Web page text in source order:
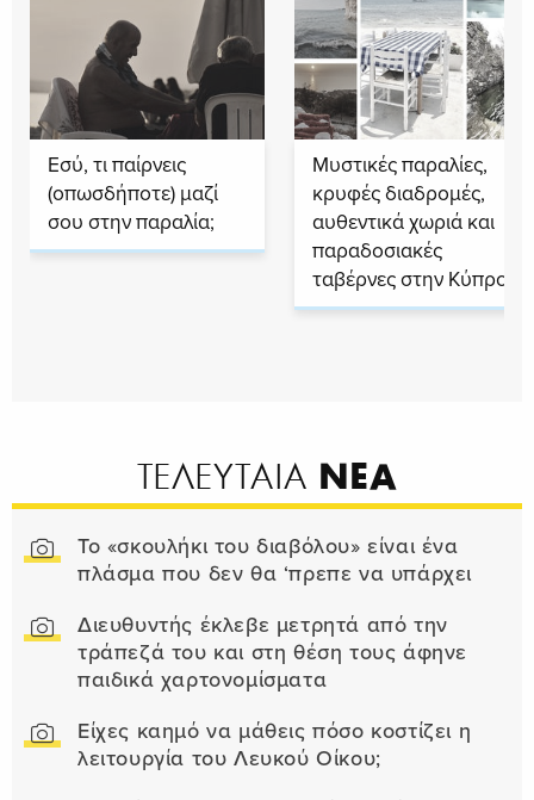
Εσύ, τι παίρνεις
(οπωσδήποτε) μαζί
σου στην παραλία;
Μυστικές παραλίες,
κρυφές διαδρομές,
αυθεντικά χωριά και
παραδοσιακές
ταβέρνες στην Κύπρο
ΤΕΛΕΥΤΑΙΑ ΝΕΑ
Το «σκουλήκι του διαβόλου» είναι ένα
πλάσμα που δεν θα ‘πρεπε να υπάρχει
Διευθυντής έκλεβε μετρητά από την
τράπεζά του και στη θέση τους άφηνε
παιδικά χαρτονομίσματα
Είχες καημό να μάθεις πόσο κοστίζει η
λειτουργία του Λευκού Οίκου;